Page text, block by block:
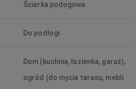
Ścierka podogowa
Do podłogi
Dom (kuchnia, łazienka, garaż),
ogród (do mycia tarasu, mebli